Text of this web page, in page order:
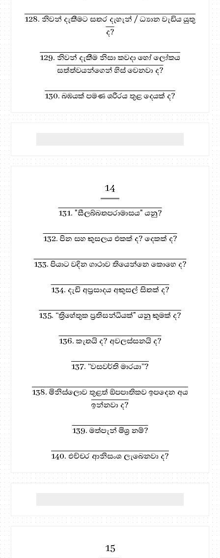
128. නිවන් දැකීමට සතර දැහැන් / ධ්‍යාන වැඩිය යුතු
ද?
129. නිවන් දැකීම නිසා කවදා හෝ ලෝකය
සත්ත්වයන්ගෙන් හිස් වෙනවා ද?
130. බඹයක් පමණ ශරීරය තුළ දෙයක් ද?
14
131. "සීලබ්බතපරාමාසය" යනු?
132. පින සහ කුසලය එකක් ද? දෙකක් ද?
133. පියාට වදින ගාථාව තියෙන්නෙ කොහෙ ද?
134. දැඩි අප්‍රසාදය අකුසල් සිතක් ද?
135. “ත්‍රිහේතුක ප්‍රතිසන්ධියක්" යනු කුමක් ද?
136. කැතයි ද? අවලස්සනයි ද?
137. “වසවර්ති මාරයා”?
138. මිනිස්ලොව තුළත් ඕපපාතිකව ඉපදෙන අය
ඉන්නවා ද?
139. මත්පැන් මිශ්‍ර නම්?
140. එච්චර ආනිසංශ ලැබෙනවා ද?
15